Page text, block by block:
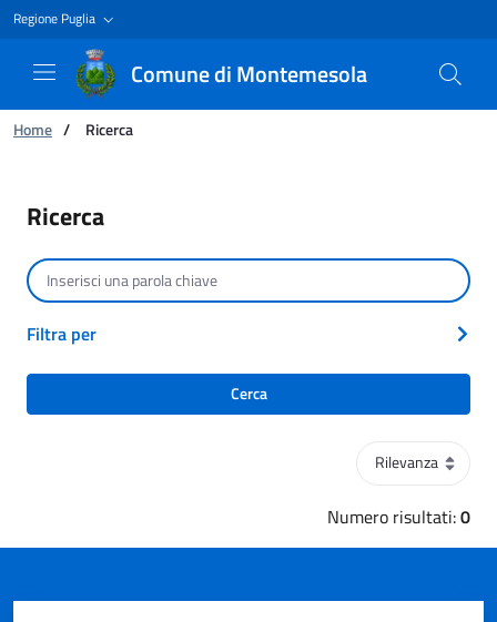
Regione Puglia
Comune di Montemesola
Ti trovi in:
Home / Ricerca
Ricerca
Ordinamento
Numero risultati:0
Cerca per testo
Filtra per
Cerca